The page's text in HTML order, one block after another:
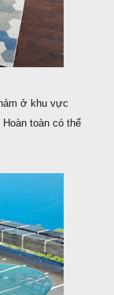
ở khu vực
toàn có thể